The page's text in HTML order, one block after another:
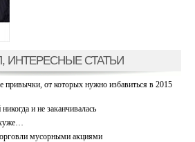
ИНТЕРЕСНЫЕ СТАТЬИ
привычки, от которых нужно избавиться в 2015
и не заканчивалась
мусорными акциями